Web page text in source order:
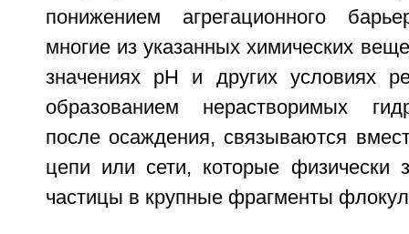
понижением агрегационного
многие из указанных химических
значениях рН и других условиях
образованием нерастворимых
после осаждения, связываются
цепи или сети, которые физически
частицы в крупные фрагменты